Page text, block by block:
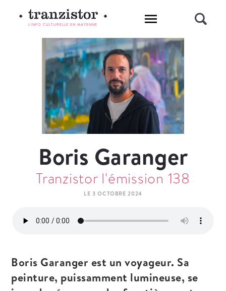
L'INFO CULTURELLE EN MAYENNE
Boris Garanger
Tranzistor l'émission 138
LE 3 OCTOBRE 2024
Boris Garanger est un voyageur. Sa
peinture, puissamment lumineuse, se